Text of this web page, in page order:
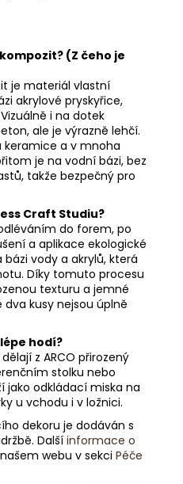
(Z čeho je
je materiál vlastní
akrylové pryskyřice,
i na dotek
ale je výrazně lehčí.
keramice a v mnoha
je na vodní bázi, bez
takže bezpečný pro
Craft Studiu?
do forem, po
a aplikace ekologické
vody a akrylů, která
Díky tomuto procesu
texturu a jemné
kusy nejsou úplně
hodí?
z ARCO přirozený
stolku nebo
jako odkládací miska na
u vchodu i v ložnici.
dekoru je dodáván s
Další informace o
webu v sekci Péče